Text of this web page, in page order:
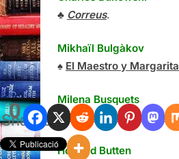
0
Shares
♣ Correus.
Mikhaïl Bulgàkov
♠ El Maestro y Margarita
Milena Busquets
♣ También esto pasará .
Howard Butten